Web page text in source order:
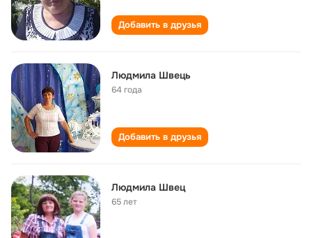
Добавить в друзья
Людмила Швець
64 года
Добавить в друзья
Людмила Швец
65 лет